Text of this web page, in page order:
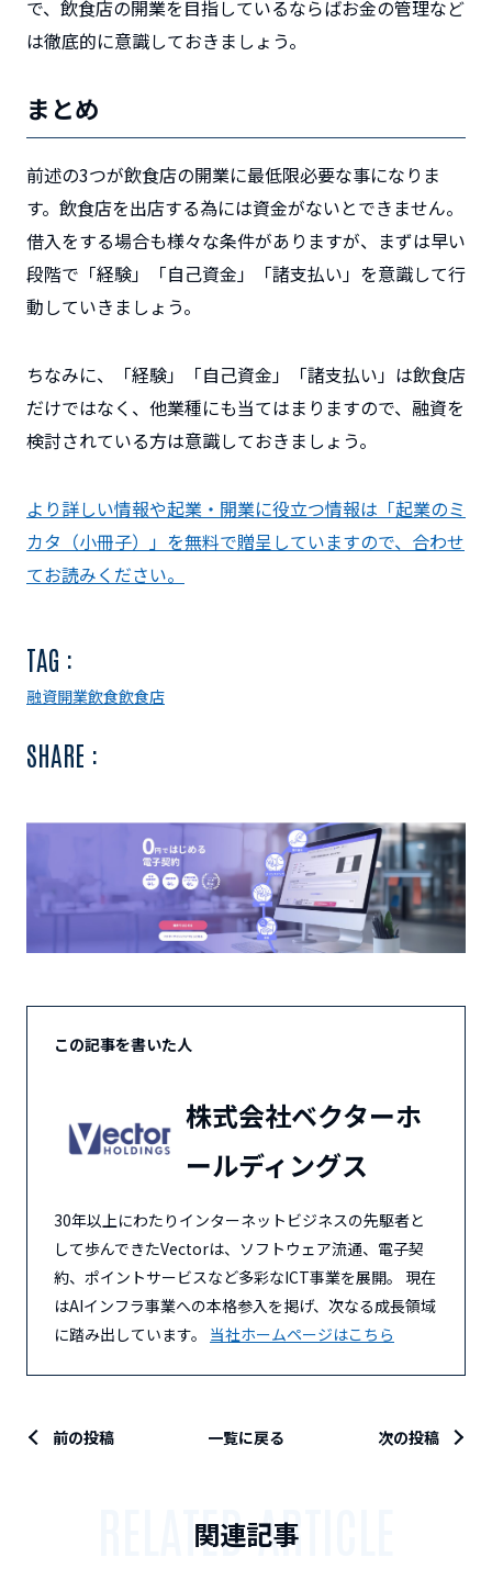
で、飲食店の開業を目指しているならばお金の管理など
は徹底的に意識しておきましょう。
まとめ
前述の3つが飲食店の開業に最低限必要な事になりま
す。飲食店を出店する為には資金がないとできません。
借入をする場合も様々な条件がありますが、まずは早い
段階で「経験」「自己資金」「諸支払い」を意識して行
動していきましょう。
ちなみに、「経験」「自己資金」「諸支払い」は飲食店
だけではなく、他業種にも当てはまりますので、融資を
検討されている方は意識しておきましょう。
より詳しい情報や起業・開業に役立つ情報は「起業のミ
カタ（小冊子）」を無料で贈呈していますので、合わせ
てお読みください。
TAG :
融資開業飲食飲食店
SHARE :
この記事を書いた人
株式会社ベクターホ
ールディングス
30年以上にわたりインターネットビジネスの先駆者と
して歩んできたVectorは、ソフトウェア流通、電子契
約、ポイントサービスなど多彩なICT事業を展開。 現在
はAIインフラ事業への本格参入を掲げ、次なる成長領域
に踏み出しています。 当社ホームページはこちら
前の投稿 一覧に戻る 次の投稿
関連記事
RELATED ARTICLE